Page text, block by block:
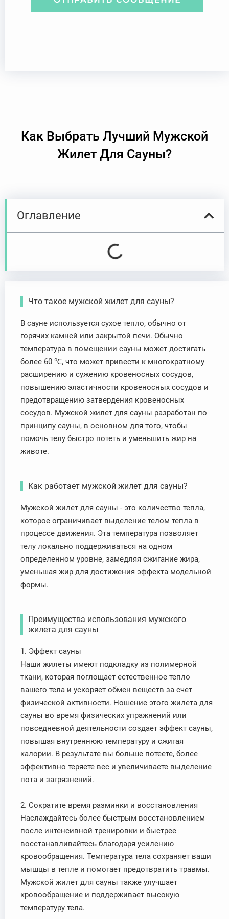
н
Как Выбрать Лучший Мужской
Жилет Для Сауны?
Оглавление
Что такое мужской жилет для сауны?
В сауне используется сухое тепло, обычно от
горячих камней или закрытой печи. Обычно
температура в помещении сауны может достигать
более 60 ℃, что может привести к многократному
расширению и сужению кровеносных сосудов,
повышению эластичности кровеносных сосудов и
предотвращению затвердения кровеносных
сосудов. Мужской жилет для сауны разработан по
принципу сауны, в основном для того, чтобы
помочь телу быстро потеть и уменьшить жир на
животе.
Как работает мужской жилет для сауны?
Мужской жилет для сауны - это количество тепла,
которое ограничивает выделение телом тепла в
процессе движения. Эта температура позволяет
телу локально поддерживаться на одном
определенном уровне, замедляя сжигание жира,
уменьшая жир для достижения эффекта модельной
формы.
Преимущества использования мужского
жилета для сауны
1. Эффект сауны
Наши жилеты имеют подкладку из полимерной
ткани, которая поглощает естественное тепло
вашего тела и ускоряет обмен веществ за счет
физической активности. Ношение этого жилета для
сауны во время физических упражнений или
повседневной деятельности создает эффект сауны,
повышая внутреннюю температуру и сжигая
калории. В результате вы больше потеете, более
эффективно теряете вес и увеличиваете выделение
пота и загрязнений.
2. Сократите время разминки и восстановления
Наслаждайтесь более быстрым восстановлением
после интенсивной тренировки и быстрее
восстанавливайтесь благодаря усилению
кровообращения. Температура тела сохраняет ваши
мышцы в тепле и помогает предотвратить травмы.
Мужской жилет для сауны также улучшает
кровообращение и поддерживает высокую
температуру тела.